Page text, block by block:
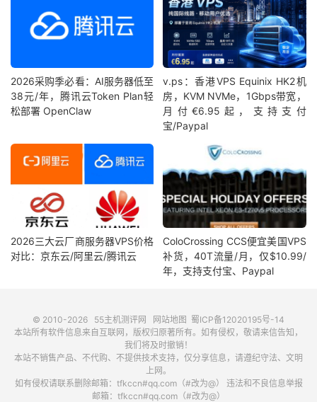
2026采购季必看：AI服务器低至
38元/年，腾讯云Token Plan轻
松部署 OpenClaw
v.ps：香港VPS Equinix HK2机
房，KVM NVMe，1Gbps带宽，
月付€6.95起，支持支付
宝/Paypal
2026三大云厂商服务器VPS价格
对比：京东云/阿里云/腾讯云
ColoCrossing CCS便宜美国VPS
补货，40T流量/月，仅$10.99/
年，支持支付宝、Paypal
© 2010-2026 55主机测评网 网站地图 蜀ICP备12020195号-14
本站所有软件信息来自互联网，版权归原著所有。如有侵权，敬请来信告知，
我们将及时撤销！
本站不销售产品、不代购、不提供技术支持，仅分享信息，请遵纪守法、文明
上网。
如有侵权请联系删除邮箱：tfkccn#qq.com（#改为@） 违法和不良信息举报
邮箱：tfkccn#qq.com（#改为@）